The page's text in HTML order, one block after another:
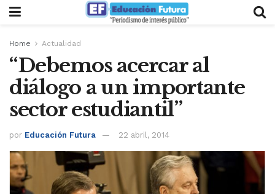
Home Actualidad
“Debemos acercar al
diálogo a un importante
sector estudiantil”
por Educación Futura 22 abril, 2014